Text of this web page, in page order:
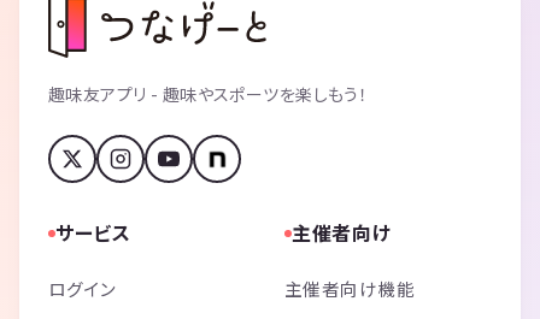
趣味友アプリ - 趣味やスポーツを楽しもう！
サービス
ログイン
主催者向け
主催者向け機能